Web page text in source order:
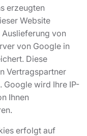
erzeugten
Website
Auslieferung von
von Google in
Diese
Vertragspartner
wird Ihre IP-
Ihnen
erfolgt auf